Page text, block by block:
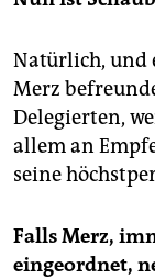
Natürlich, und
Merz
Delegierten,
allem an
seine
Falls Merz,
eingeordnet,